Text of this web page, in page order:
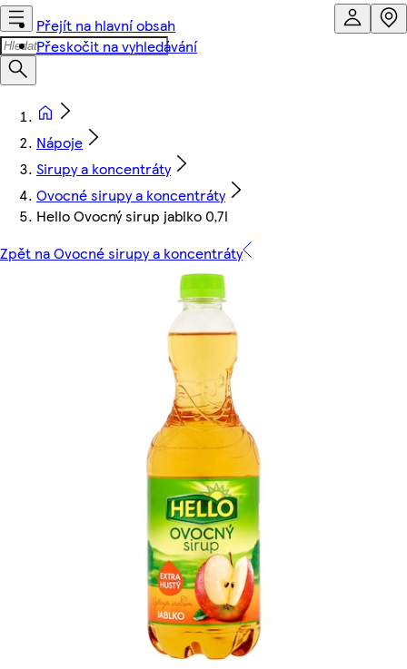
Přejít na hlavní obsah
Přeskočit na vyhledávání
Nápoje
Sirupy a koncentráty
Ovocné sirupy a koncentráty
Hello Ovocný sirup jablko 0,7l
Zpět na Ovocné sirupy a koncentráty